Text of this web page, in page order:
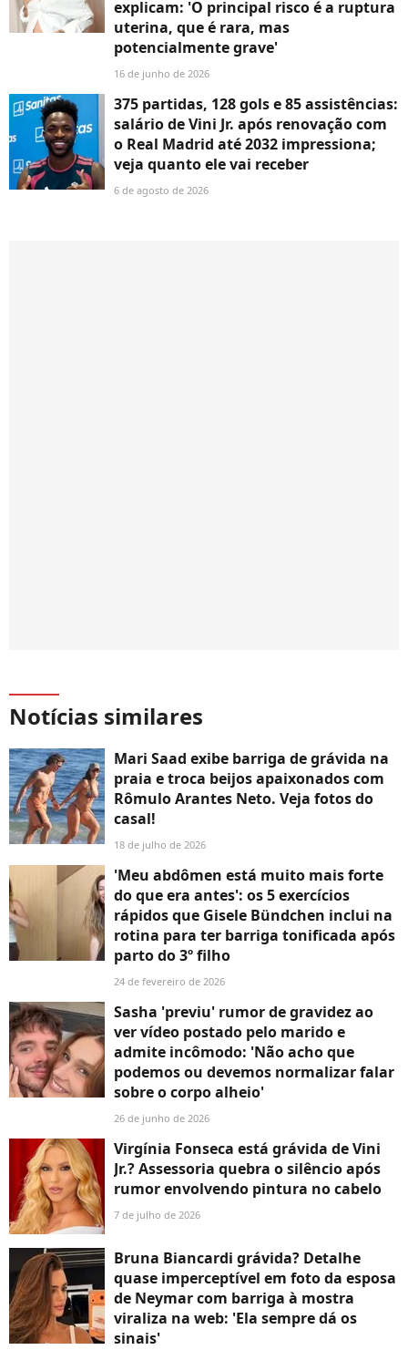
explicam: 'O principal risco é a ruptura
uterina, que é rara, mas
potencialmente grave'
16 de junho de 2026
375 partidas, 128 gols e 85 assistências:
salário de Vini Jr. após renovação com
o Real Madrid até 2032 impressiona;
veja quanto ele vai receber
6 de agosto de 2026
Notícias similares
Mari Saad exibe barriga de grávida na
praia e troca beijos apaixonados com
Rômulo Arantes Neto. Veja fotos do
casal!
18 de julho de 2026
'Meu abdômen está muito mais forte
do que era antes': os 5 exercícios
rápidos que Gisele Bündchen inclui na
rotina para ter barriga tonificada após
parto do 3º filho
24 de fevereiro de 2026
Sasha 'previu' rumor de gravidez ao
ver vídeo postado pelo marido e
admite incômodo: 'Não acho que
podemos ou devemos normalizar falar
sobre o corpo alheio'
26 de junho de 2026
Virgínia Fonseca está grávida de Vini
Jr.? Assessoria quebra o silêncio após
rumor envolvendo pintura no cabelo
7 de julho de 2026
Bruna Biancardi grávida? Detalhe
quase imperceptível em foto da esposa
de Neymar com barriga à mostra
viraliza na web: 'Ela sempre dá os
sinais'